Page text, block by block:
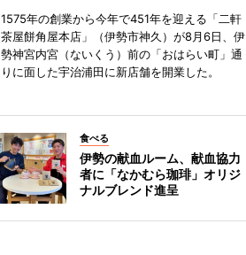
1575年の創業から今年で451年を迎える「二軒
茶屋餅角屋本店」（伊勢市神久）が8月6日、伊
勢神宮内宮（ないくう）前の「おはらい町」通
りに面した宇治浦田に新店舗を開業した。
食べる
伊勢の献血ルーム、献血協力
者に「なかむら珈琲」オリジ
ナルブレンド進呈